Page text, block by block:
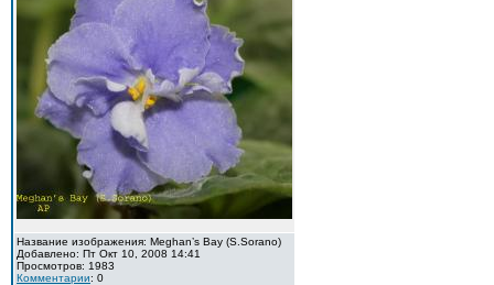
Название изображения: Meghan’s Bay (S.Sorano)
Добавлено: Пт Окт 10, 2008 14:41
Просмотров: 1983
Комментарии: 0